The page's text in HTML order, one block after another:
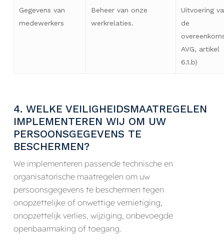
Gegevens van
medewerkers
Beheer van onze
werkrelaties.
Uitvoering
de
AVG, artikel
6.1.b)
4. WELKE VEILIGHEIDSMAATREGELEN
IMPLEMENTEREN WIJ OM UW
PERSOONSGEGEVENS TE
BESCHERMEN?
We implementeren passende technische en
organisatorische maatregelen om uw
persoonsgegevens te beschermen tegen
onopzettelijke of onwettige vernietiging,
onopzettelijk verlies, wijziging, onbevoegde
openbaarmaking of toegang.